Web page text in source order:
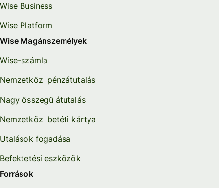
Wise Business
Wise Platform
Wise Magánszemélyek
Wise-számla
Nemzetközi pénzátutalás
Nagy összegű átutalás
Nemzetközi betéti kártya
Utalások fogadása
Befektetési eszközök
Források